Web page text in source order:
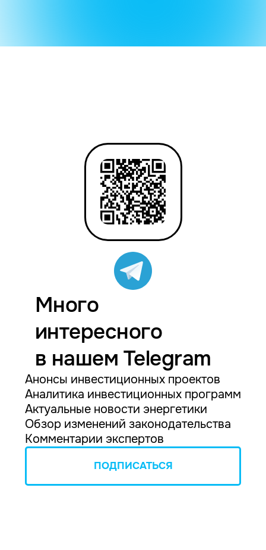
Много
интересного
в нашем Telegram
Анонсы инвестиционных проектов
Аналитика инвестиционных программ
Актуальные новости энергетики
Обзор изменений законодательства
Комментарии экспертов
ПОДПИСАТЬСЯ